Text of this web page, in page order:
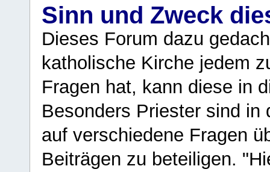
Sinn und Zweck
Dieses Forum dazu
katholische Kirche jedem
Fragen hat, kann diese in
Besonders Priester sind in
auf verschiedene Fragen
Beiträgen zu beteiligen.